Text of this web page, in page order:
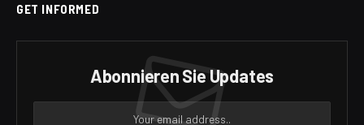
GET INFORMED
Abonnieren Sie Updates